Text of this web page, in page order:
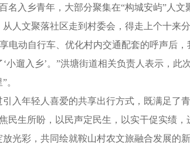
入乡青年，大部分聚集在“构城安屿”人
人文聚落社区走到村委会，得走上个十来
电动自行车、优化村内交通配套的呼声后
遛入乡’。”洪塘街道相关负责人表示，
。
入年轻人喜爱的共享出行方式，既满足了
民生所盼，以民声定民生，以实干促实绩
光彩，共同绘就鞍山村农文旅融合发展的新